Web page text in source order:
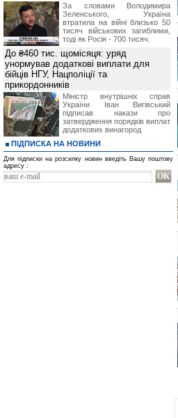
За словами Володимира
Зеленського, Україна
втратила на війні близько 50
тисяч військових загиблими,
тоді як Росія - 700 тисяч.
До ₴460 тис. щомісяця: уряд
унормував додаткові виплати для
бійців НГУ, Нацполіції та
прикордонників
Міністр внутрішніх справ
України Іван Вигівський
підписав накази про
затвердження порядків виплат
додаткових винагород
ПІДПИСКА НА НОВИНИ
Для підписки на розсилку новин введіть Вашу поштову
адресу :